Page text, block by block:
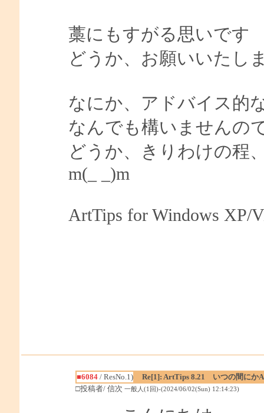
藁にもすがる思いです
どうか、お願いいたし
なにか、アドバイス的
なんでも構いませんの
どうか、きりわけの程
m(_ _)m
ArtTips for Windows XP/
■6084/ ResNo.1)
Re[1]: ArtTips 8.21 いつの間にか
□投稿者/ 信次 一般人(1回)-(2024/06/02(Sun) 12:14:23)